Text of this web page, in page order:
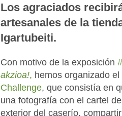
Los agraciados
artesanales de la
Igartubeiti.
Con motivo de la exposición
akzioa!, hemos organizado
Challenge, que consistía en
una fotografía con el cartel
exterior del caserío,